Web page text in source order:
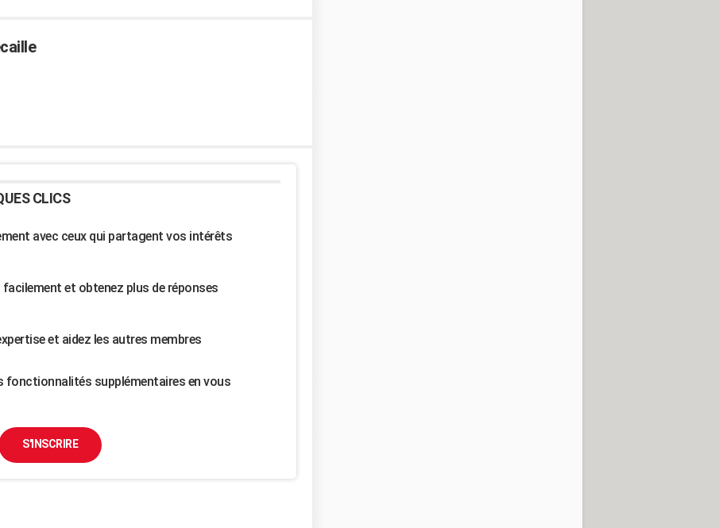
CLICS
avec ceux qui partagent vos intérêts
et obtenez plus de réponses
et aidez les autres membres
fonctionnalités supplémentaires en vous
S'INSCRIRE